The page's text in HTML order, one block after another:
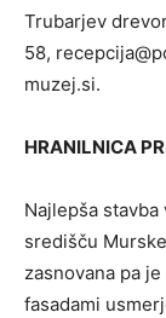
Trubarjev
58,
muzej.si.
HRANILNICA
Najlepša
središču
zasnovana pa
fasadami